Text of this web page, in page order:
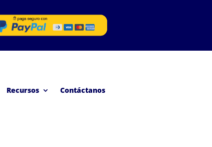
Recursos Contáctanos